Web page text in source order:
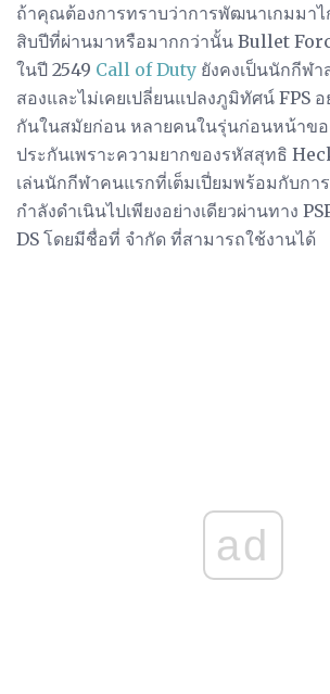
ถ้าคุณต้องการทราบว่าการพัฒนาเกมมาไ
สิบปีที่ผ่านมาหรือมากกว่านั้น Bullet
ในปี 2549 Call of Duty ยังคงเป็นนักกีฬ
สองและไม่เคยเปลี่ยนแปลงภูมิทัศน์ FPS
กันในสมัยก่อน หลายคนในรุ่นก่อนหน้าข
ประกันเพราะความยากของรหัสสุทธิ
เล่นนักกีฬาคนแรกที่เต็มเปี่ยมพร้อมกับกา
กำลังดำเนินไปเพียงอย่างเดียวผ่านทาง
DS โดยมีชื่อที่ จำกัด ที่สามารถใช้งานได้
ad